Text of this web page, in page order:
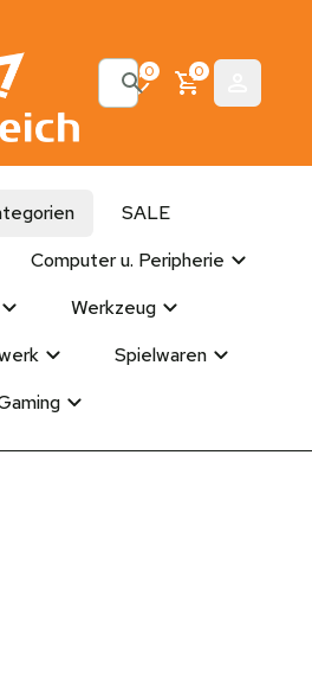
0 0
SALE
Computer u. Peripherie
Werkzeug
Spielwaren